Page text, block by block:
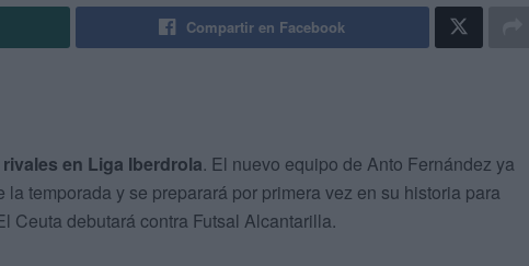
Compartir en Facebook
en Liga Iberdrola. El nuevo equipo de Anto Fernández ya
temporada y se preparará por primera vez en su historia para
Ceuta debutará contra Futsal Alcantarilla.